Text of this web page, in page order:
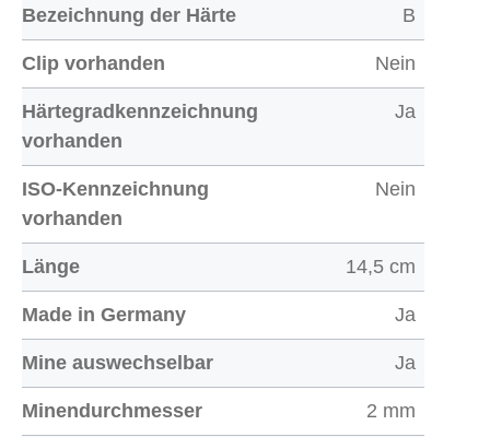
Bezeichnung der Härte B
Clip vorhanden Nein
Härtegradkennzeichnung
vorhanden
Ja
ISO-Kennzeichnung
vorhanden
Nein
Länge 14,5 cm
Made in Germany Ja
Mine auswechselbar Ja
Minendurchmesser 2 mm